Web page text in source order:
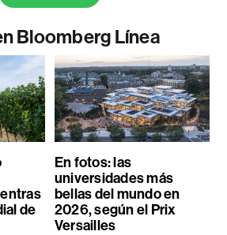
Bloomberg Línea
de
En fotos: las
universidades más
bellas del mundo en
2026, según el Prix
Versailles